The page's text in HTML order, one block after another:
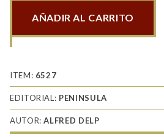
A
Muerte
cantidad
AÑADIR AL CARRITO
ITEM: 6527
EDITORIAL: PENINSULA
AUTOR:ALFRED DELP